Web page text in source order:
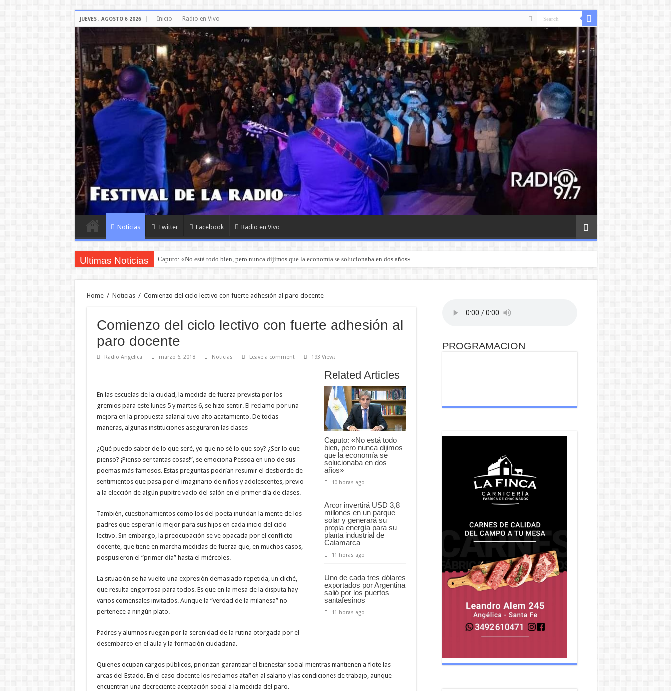
JUEVES , AGOSTO 6 2026 Inicio Radio en Vivo
Noticias Twitter Facebook Radio en Vivo
Ultimas Noticias Caputo: «No está todo bien, pero nunca dijimos que la economía se solucionaba en dos años»
Home / Noticias / Comienzo del ciclo lectivo con fuerte adhesión al paro docente
Comienzo del ciclo lectivo con fuerte adhesión al
paro docente
Radio Angelica marzo 6, 2018 Noticias Leave a comment 193 Views
Related Articles
Caputo: «No está todo
bien, pero nunca dijimos
que la economía se
solucionaba en dos
años»
10 horas ago
Arcor invertirá USD 3,8
millones en un parque
solar y generará su
propia energía para su
planta industrial de
Catamarca
11 horas ago
Uno de cada tres dólares
exportados por Argentina
salió por los puertos
santafesinos
11 horas ago
En las escuelas de la ciudad, la medida de fuerza prevista por los
gremios para este lunes 5 y martes 6, se hizo sentir. El reclamo por una
mejora en la propuesta salarial tuvo alto acatamiento. De todas
maneras, algunas instituciones aseguraron las clases
¿Qué puedo saber de lo que seré, yo que no sé lo que soy? ¿Ser lo que
pienso? ¡Pienso ser tantas cosas!”, se emociona Pessoa en uno de sus
poemas más famosos. Estas preguntas podrían resumir el desborde de
sentimientos que pasa por el imaginario de niños y adolescentes, previo
a la elección de algún pupitre vacío del salón en el primer día de clases.
También, cuestionamientos como los del poeta inundan la mente de los
padres que esperan lo mejor para sus hijos en cada inicio del ciclo
lectivo. Sin embargo, la preocupación se ve opacada por el conflicto
docente, que tiene en marcha medidas de fuerza que, en muchos casos,
pospusieron el “primer día” hasta el miércoles.
La situación se ha vuelto una expresión demasiado repetida, un cliché,
que resulta engorrosa para todos. Es que en la mesa de la disputa hay
varios comensales invitados. Aunque la “verdad de la milanesa” no
pertenece a ningún plato.
Padres y alumnos ruegan por la serenidad de la rutina otorgada por el
desembarco en el aula y la formación ciudadana.
Quienes ocupan cargos públicos, priorizan garantizar el bienestar social mientras mantienen a flote las
arcas del Estado. En el caso docente los reclamos atañen al salario y las condiciones de trabajo, aunque
encuentran una decreciente aceptación social a la medida del paro.
PROGRAMACION